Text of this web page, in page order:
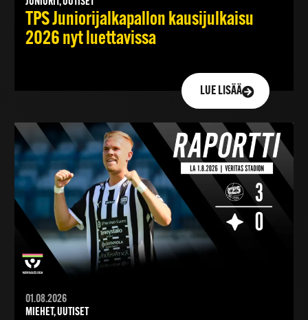
JUNIORIT, UUTISET
TPS Juniorijalkapallon kausijulkaisu
2026 nyt luettavissa
LUE LISÄÄ
01.08.2026
MIEHET, UUTISET